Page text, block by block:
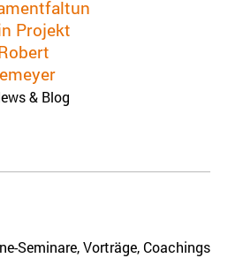
& Blog
Seminare, Vorträge, Coachings